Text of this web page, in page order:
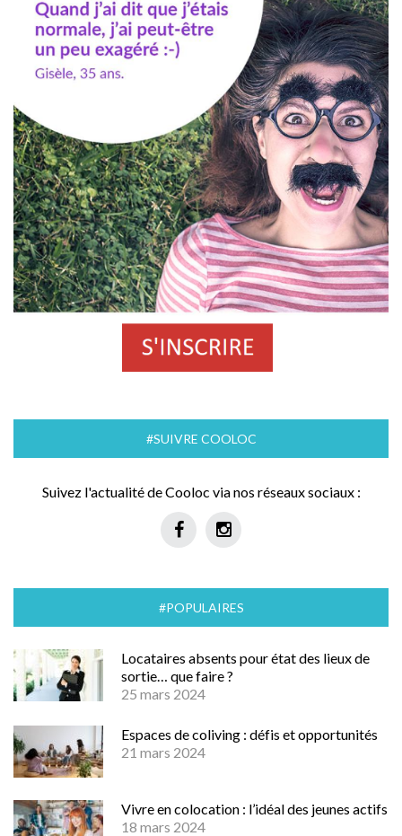
#SUIVRE COOLOC
Suivez l'actualité de Cooloc via nos réseaux sociaux :
#POPULAIRES
Locataires absents pour état des lieux de
sortie… que faire ?
25 mars 2024
Espaces de coliving : défis et opportunités
21 mars 2024
Vivre en colocation : l’idéal des jeunes actifs
18 mars 2024